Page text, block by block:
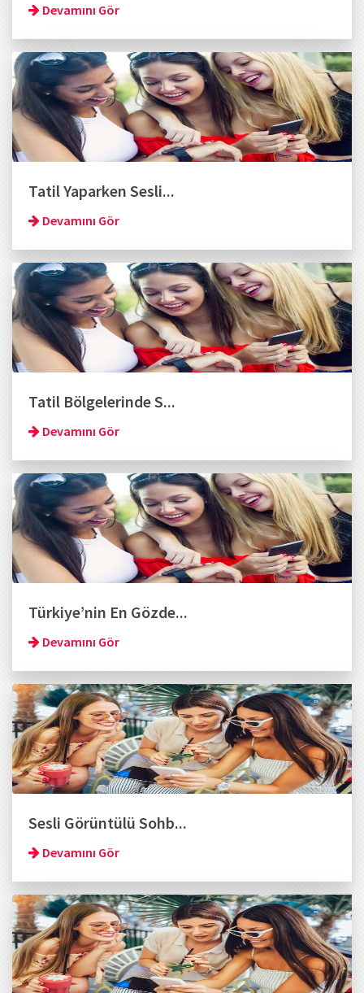
Devamını Gör
Tatil Yaparken Sesli...
Devamını Gör
Tatil Bölgelerinde S...
Devamını Gör
Türkiye’nin En Gözde...
Devamını Gör
Sesli Görüntülü Sohb...
Devamını Gör